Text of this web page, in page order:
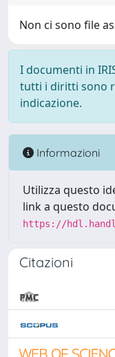
Non ci sono file
I documenti in
tutti i diritti sono
indicazione.
Informazioni
Utilizza questo
link a questo
https://
Citazioni